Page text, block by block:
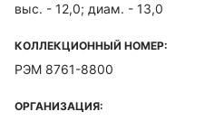
выс. - 12,0; диам. - 13,0
КОЛЛЕКЦИОННЫЙ НОМЕР:
РЭМ 8761-8800
ОРГАНИЗАЦИЯ: